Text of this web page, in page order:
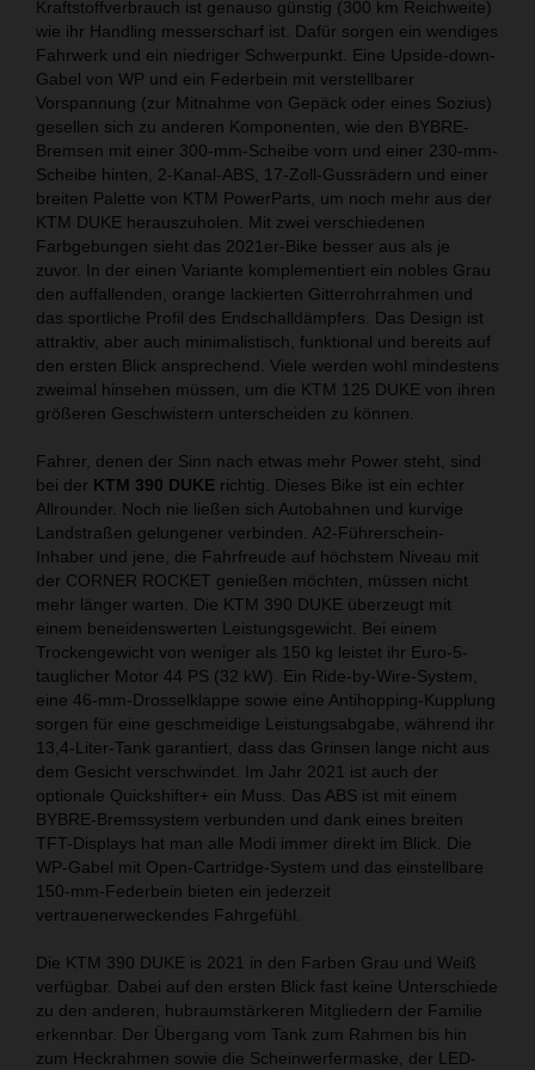
Kraftstoffverbrauch ist genauso günstig (300 km Reichweite)
wie ihr Handling messerscharf ist. Dafür sorgen ein wendiges
Fahrwerk und ein niedriger Schwerpunkt. Eine Upside-down-
Gabel von WP und ein Federbein mit verstellbarer
Vorspannung (zur Mitnahme von Gepäck oder eines Sozius)
gesellen sich zu anderen Komponenten, wie den BYBRE-
Bremsen mit einer 300-mm-Scheibe vorn und einer 230-mm-
Scheibe hinten, 2-Kanal-ABS, 17-Zoll-Gussrädern und einer
breiten Palette von KTM PowerParts, um noch mehr aus der
KTM DUKE herauszuholen. Mit zwei verschiedenen
Farbgebungen sieht das 2021er-Bike besser aus als je
zuvor. In der einen Variante komplementiert ein nobles Grau
den auffallenden, orange lackierten Gitterrohrrahmen und
das sportliche Profil des Endschalldämpfers. Das Design ist
attraktiv, aber auch minimalistisch, funktional und bereits auf
den ersten Blick ansprechend. Viele werden wohl mindestens
zweimal hinsehen müssen, um die KTM 125 DUKE von ihren
größeren Geschwistern unterscheiden zu können.
Fahrer, denen der Sinn nach etwas mehr Power steht, sind
bei der KTM 390 DUKE richtig. Dieses Bike ist ein echter
Allrounder. Noch nie ließen sich Autobahnen und kurvige
Landstraßen gelungener verbinden. A2-Führerschein-
Inhaber und jene, die Fahrfreude auf höchstem Niveau mit
der CORNER ROCKET genießen möchten, müssen nicht
mehr länger warten. Die KTM 390 DUKE überzeugt mit
einem beneidenswerten Leistungsgewicht. Bei einem
Trockengewicht von weniger als 150 kg leistet ihr Euro-5-
tauglicher Motor 44 PS (32 kW). Ein Ride-by-Wire-System,
eine 46-mm-Drosselklappe sowie eine Antihopping-Kupplung
sorgen für eine geschmeidige Leistungsabgabe, während ihr
13,4-Liter-Tank garantiert, dass das Grinsen lange nicht aus
dem Gesicht verschwindet. Im Jahr 2021 ist auch der
optionale Quickshifter+ ein Muss. Das ABS ist mit einem
BYBRE-Bremssystem verbunden und dank eines breiten
TFT-Displays hat man alle Modi immer direkt im Blick. Die
WP-Gabel mit Open-Cartridge-System und das einstellbare
150-mm-Federbein bieten ein jederzeit
vertrauenerweckendes Fahrgefühl.
Die KTM 390 DUKE is 2021 in den Farben Grau und Weiß
verfügbar. Dabei auf den ersten Blick fast keine Unterschiede
zu den anderen, hubraumstärkeren Mitgliedern der Familie
erkennbar. Der Übergang vom Tank zum Rahmen bis hin
zum Heckrahmen sowie die Scheinwerfermaske, der LED-